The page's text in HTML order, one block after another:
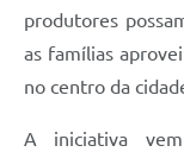
produtores
as famílias
no centro da
A iniciativa